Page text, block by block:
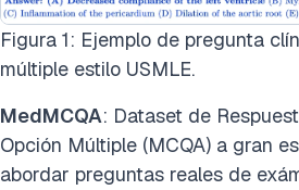
Figura 1: Ejemplo de pregunta
múltiple estilo USMLE.
MedMCQA: Dataset de
Opción Múltiple (MCQA) a gran
abordar preguntas reales de